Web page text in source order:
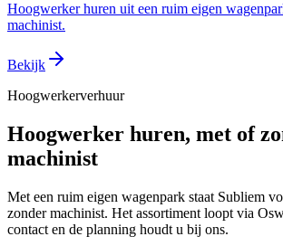
Hoogwerker huren uit een ruim eigen
machinist.
Bekijk
Hoogwerkerverhuur
Hoogwerker huren, met of
machinist
Met een ruim eigen wagenpark staat Subliem
zonder machinist. Het assortiment loopt via
contact en de planning houdt u bij ons.